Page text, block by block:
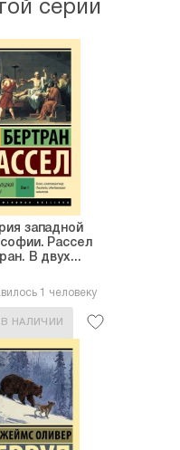
серии
западной
Рассел
В двух...
1 человеку
В НАЛИЧИИ